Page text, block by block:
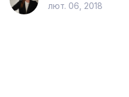
лют. 06, 2018